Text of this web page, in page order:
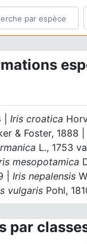
|Iris croatica
& Foster, 1888
L., 1753
mesopotamica
|Iris nepalensis
vulgaris Pohl,
par